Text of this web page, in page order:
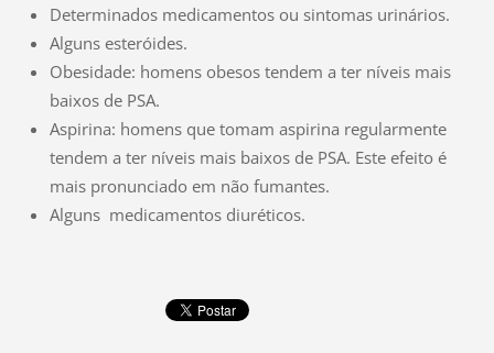
Determinados medicamentos ou sintomas urinários.
Alguns esteróides.
Obesidade: homens obesos tendem a ter níveis mais
baixos de PSA.
Aspirina: homens que tomam aspirina regularmente
tendem a ter níveis mais baixos de PSA. Este efeito é
mais pronunciado em não fumantes.
Alguns medicamentos diuréticos.